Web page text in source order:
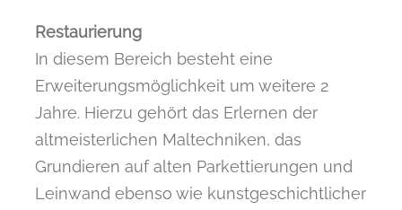
Restaurierung
In diesem Bereich besteht eine
Erweiterungsmöglichkeit um weitere 2
Jahre. Hierzu gehört das Erlernen der
altmeisterlichen Maltechniken, das
Grundieren auf alten Parkettierungen und
Leinwand ebenso wie kunstgeschichtlicher